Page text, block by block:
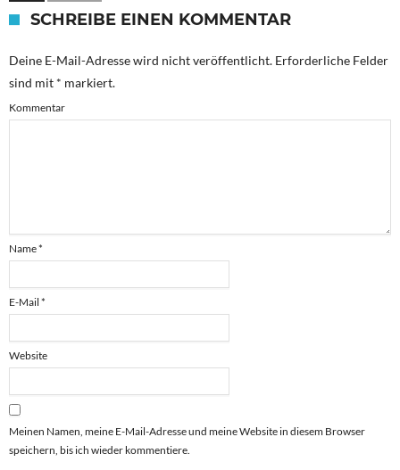
SCHREIBE EINEN KOMMENTAR
Deine E-Mail-Adresse wird nicht veröffentlicht. Erforderliche Felder
sind mit * markiert.
Kommentar
Name*
E-Mail *
Website
Meinen Namen, meine E-Mail-Adresse und meine Website in diesem Browser
speichern, bis ich wieder kommentiere.